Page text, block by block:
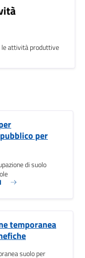
attività produttive
per
di suolo
temporanea
suolo per